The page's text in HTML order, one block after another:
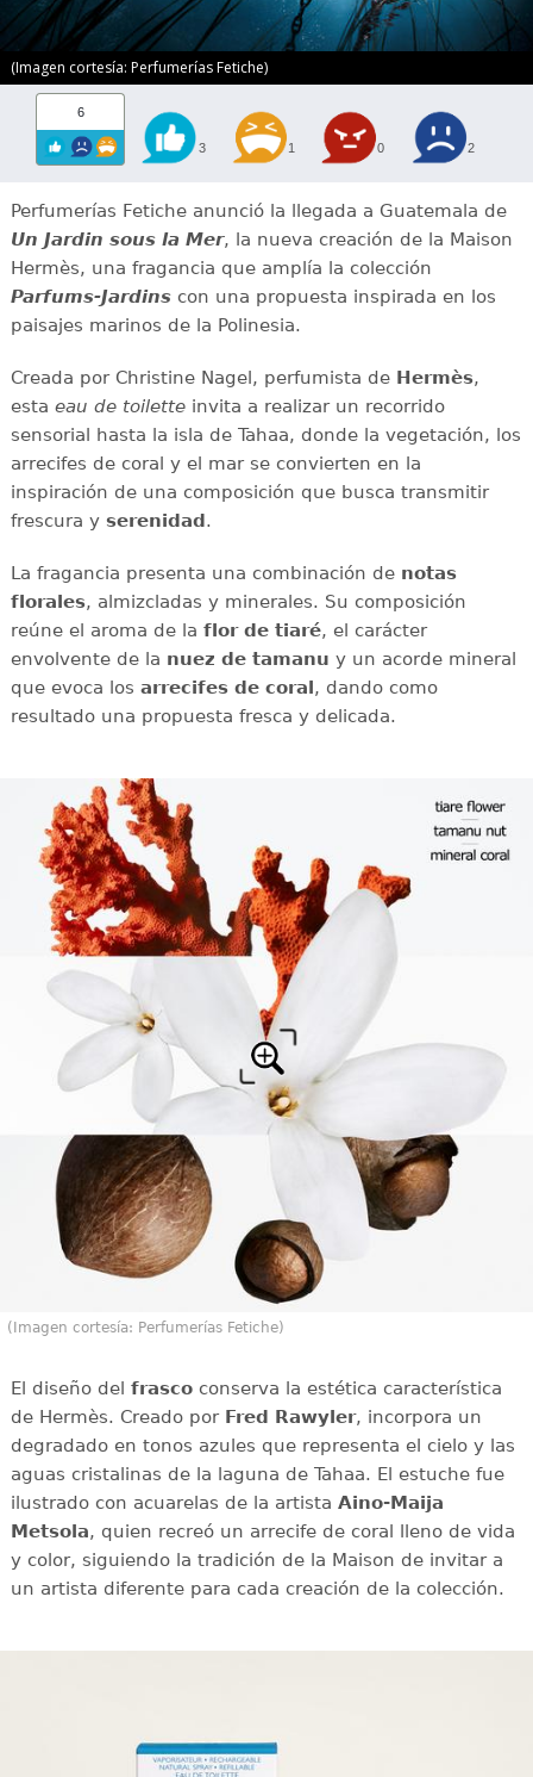
(Imagen cortesía: Perfumerías Fetiche)
6
3 1 0 2
Perfumerías Fetiche anunció la llegada a Guatemala de
Un Jardin sous la Mer, la nueva creación de la Maison
Hermès, una fragancia que amplía la colección
Parfums-Jardinscon una propuesta inspirada en los
paisajes marinos de la Polinesia.
Creada por Christine Nagel, perfumista de Hermès,
esta eau de toiletteinvita a realizar un recorrido
sensorial hasta la isla de Tahaa, donde la vegetación, los
arrecifes de coral y el mar se convierten en la
inspiración de una composición que busca transmitir
frescura y serenidad.
La fragancia presenta una combinación de notas
florales, almizcladas y minerales. Su composición
reúne el aroma de la flor de tiaré, el carácter
envolvente de la nuez de tamanu y un acorde mineral
que evoca los arrecifes de coral, dando como
resultado una propuesta fresca y delicada.
(Imagen cortesía: Perfumerías Fetiche)
El diseño del frascoconserva la estética característica
de Hermès. Creado por Fred Rawyler, incorpora un
degradado en tonos azules que representa el cielo y las
aguas cristalinas de la laguna de Tahaa. El estuche fue
ilustrado con acuarelas de la artista Aino-Maija
Metsola, quien recreó un arrecife de coral lleno de vida
y color, siguiendo la tradición de la Maison de invitar a
un artista diferente para cada creación de la colección.